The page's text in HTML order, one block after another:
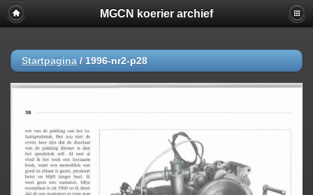
MGCN koerier archief
Startpagina / 1996-nr2-p28